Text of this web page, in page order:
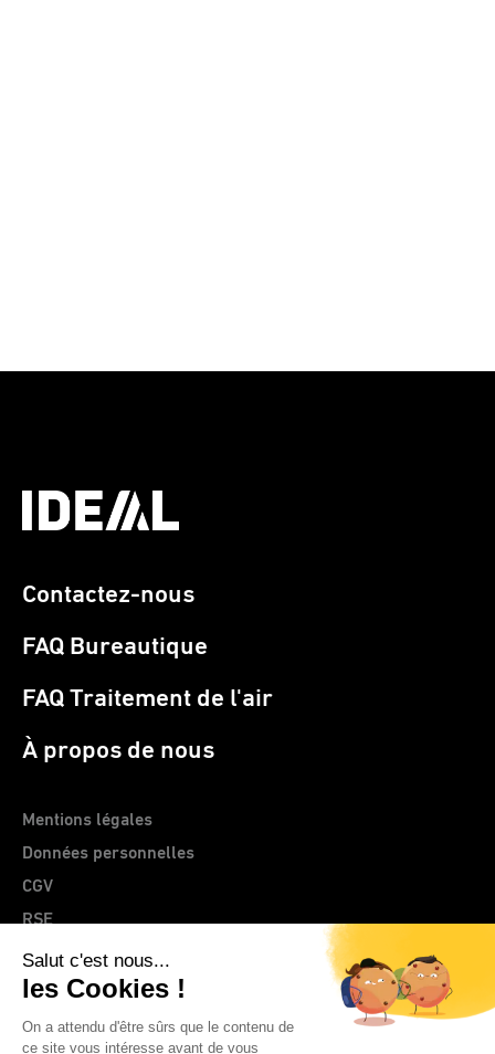
> Site web CLEMENTZ - EUROMEGRAS
Contactez-nous
FAQ Bureautique
FAQ Traitement de l'air
À propos de nous
Mentions légales
Données personnelles
CGV
RSE